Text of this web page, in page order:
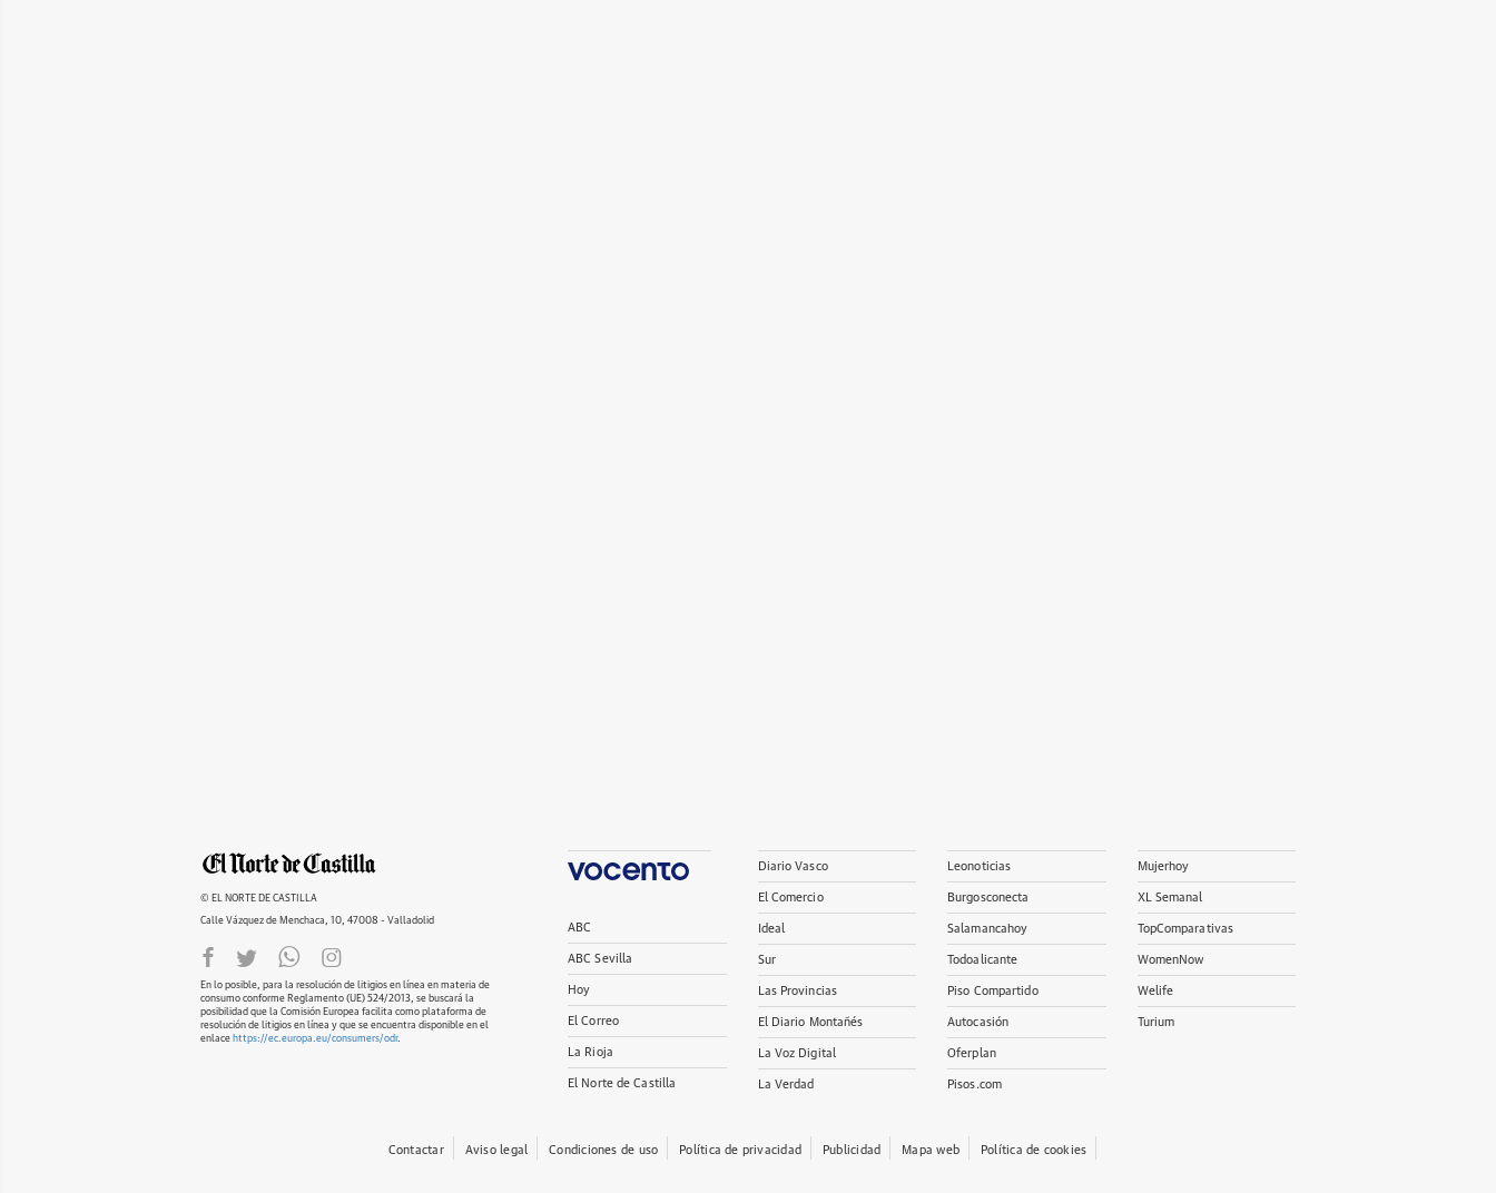
© EL NORTE DE CASTILLA
Calle Vázquez de Menchaca, 10, 47008 - Valladolid
En lo posible, para la resolución de litigios en línea en materia de
consumo conforme Reglamento (UE) 524/2013, se buscará la
posibilidad que la Comisión Europea facilita como plataforma de
resolución de litigios en línea y que se encuentra disponible en el
enlace https://ec.europa.eu/consumers/odr.
ABC
ABC Sevilla
Hoy
El Correo
La Rioja
El Norte de Castilla
Diario Vasco
El Comercio
Ideal
Sur
Las Provincias
El Diario Montañés
La Voz Digital
La Verdad
Leonoticias
Burgosconecta
Salamancahoy
Todoalicante
Piso Compartido
Autocasión
Oferplan
Pisos.com
Mujerhoy
XL Semanal
TopComparativas
WomenNow
Welife
Turium
Contactar Aviso legal Condiciones de uso Política de privacidad Publicidad Mapa web Política de cookies